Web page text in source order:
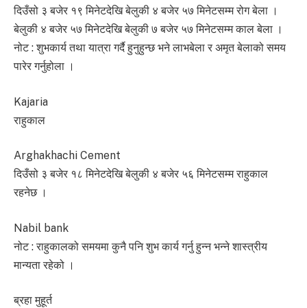
दिउँसो ३ बजेर १९ मिनेटदेखि बेलुकी ४ बजेर ५७ मिनेटसम्म रोग बेला ।
बेलुकी ४ बजेर ५७ मिनेटदेखि बेलुकी ७ बजेर ५७ मिनेटसम्म काल बेला ।
नोट : शुभकार्य तथा यात्रा गर्दै हुनुहुन्छ भने लाभबेला र अमृत बेलाको समय
पारेर गर्नुहोला ।
Kajaria
राहुकाल
Arghakhachi Cement
दिउँसो ३ बजेर १८ मिनेटदेखि बेलुकी ४ बजेर ५६ मिनेटसम्म राहुकाल
रहनेछ ।
Nabil bank
नोट : राहुकालको समयमा कुनै पनि शुभ कार्य गर्नु हुन्न भन्ने शास्त्रीय
मान्यता रहेको ।
ब्रहा मुहूर्त